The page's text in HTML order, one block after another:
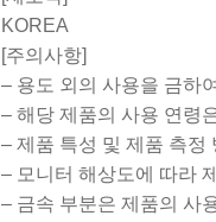
KOREA
[주의사항]
– 용도 외의 사용을 금하
– 해당 제품의 사용 연령
– 제품 특성 및 제품 측정
– 모니터 해상도에 따라
– 금속 부분은 제품의 사